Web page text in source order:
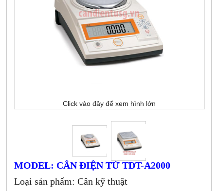
Click vào đây để xem hình lớn
MODEL: CÂN ĐIỆN TỬ TDT-A2000
Loại sản phẩm: Cân kỹ thuật